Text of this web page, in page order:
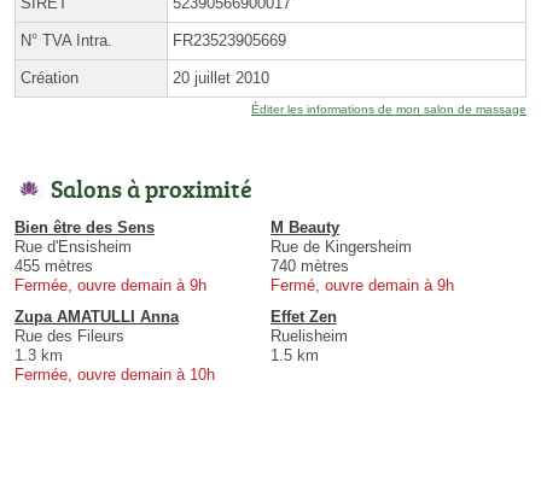
N° TVA Intra. FR23523905669
Création 20 juillet 2010
Éditer les informations de mon salon de massage
Salons à proximité
Bien être des Sens
Rue d'Ensisheim
455 mètres
Fermée, ouvre demain à 9h
M Beauty
Rue de Kingersheim
740 mètres
Fermé, ouvre demain à 9h
Zupa AMATULLI Anna
Rue des Fileurs
1.3 km
Fermée, ouvre demain à 10h
Effet Zen
Ruelisheim
1.5 km